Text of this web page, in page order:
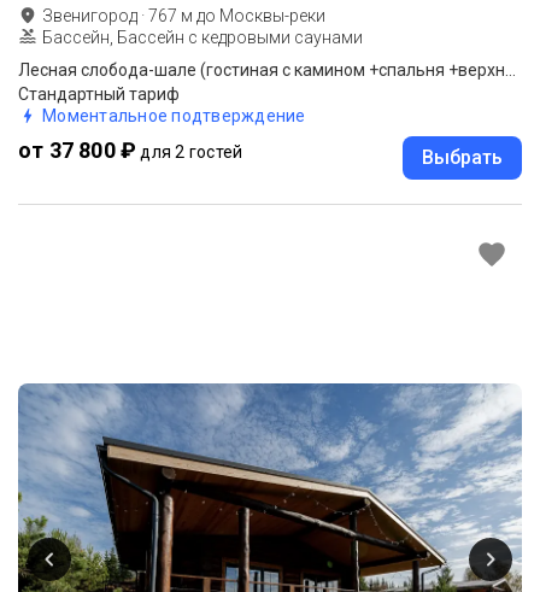
Звенигород ·767 м до Москвы-реки
Бассейн, Бассейн с кедровыми саунами
Стандартный тариф
Моментальное подтверждение
от 37 800 ₽ для 2 гостей Выбрать